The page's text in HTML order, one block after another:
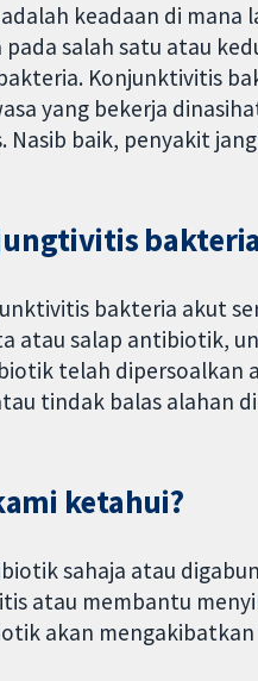
keadaan di mana
salah satu atau
Konjunktivitis
yang bekerja
Nasib baik, penyakit
bakteria akut
atau salap antibiotik,
telah dipersoalkan
tindak balas alahan
ketahui?
sahaja atau
atau membantu
akan